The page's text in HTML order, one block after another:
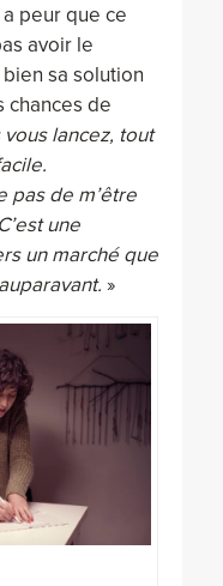
peur que ce
avoir le
sa solution
chances de
lancez, tout
pas de m’être
une
un marché que
»